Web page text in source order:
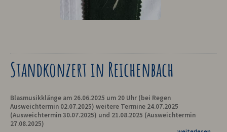
Standkonzert in Reichenbach
Blasmusikklänge am 26.06.2025 um 20 Uhr (bei Regen
Ausweichtermin 02.07.2025) weitere Termine 24.07.2025
(Ausweichtermin 30.07.2025) und 21.08.2025 (Ausweichtermin
27.08.2025)